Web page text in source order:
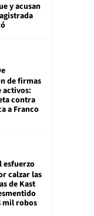
y acusan
de firmas
activos:
contra
a Franco
esfuerzo
calzar las
de Kast
mil robos